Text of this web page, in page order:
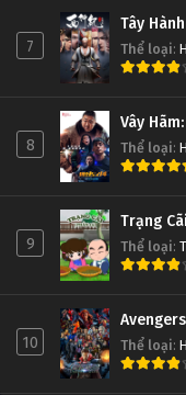
7
Tây
Thể loại:
8
Vây
Thể loại:
9
Trạng
Thể loại:
10 Thể loại: